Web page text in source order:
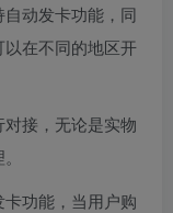
动发卡功能，同
在不同的地区开
接，无论是实物
功能，当用户购